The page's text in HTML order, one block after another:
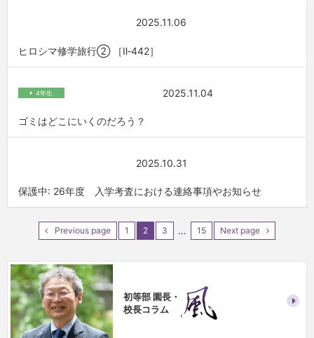
ヒロシマ修学旅行② ［Ⅱ‐442］
2025.11.06
ゴミはどこにいくのだろう？
4年生 2025.11.04
保護中: 26年度 入学考査における連絡事項やお知らせ
2025.10.31
Previous page 1 2 3 … 15 Next page
初等部 園長・
校長コラム